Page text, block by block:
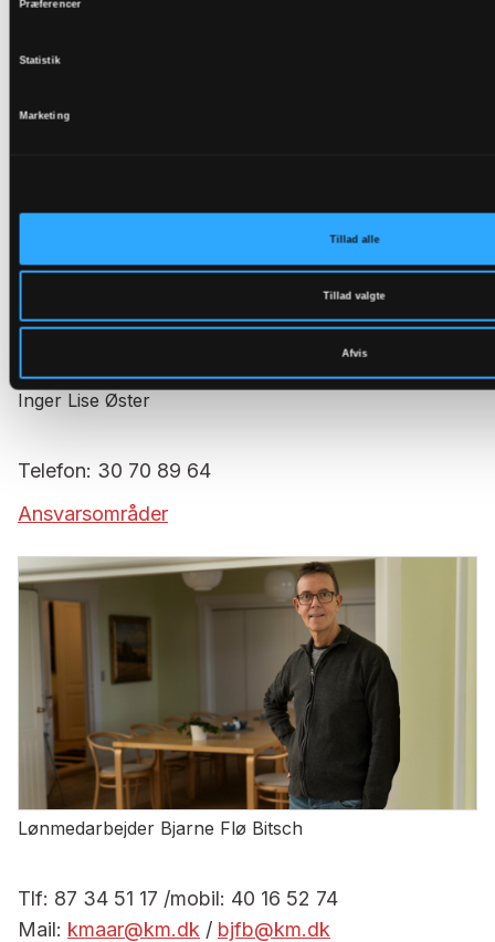
Præferencer
Statistik
Marketing
Tillad alle
Tillad valgte
Afvis
Økonomiansvarlig
Inger Lise Øster
Telefon: 30 70 89 64
Ansvarsområder
Lønmedarbejder Bjarne Flø Bitsch
Tlf: 87 34 51 17 /mobil: 40 16 52 74
Mail: kmaar@km.dk / bjfb@km.dk